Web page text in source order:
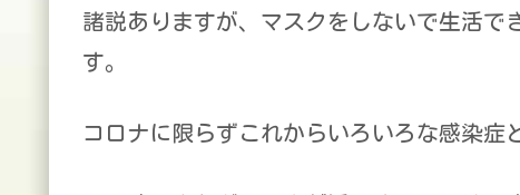
諸説ありますが、マスクをしないで生活で
す。
コロナに限らずこれからいろいろな感染症